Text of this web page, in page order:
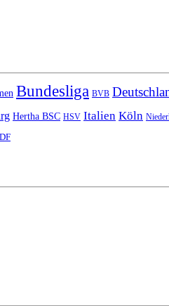
Bundesliga BVB
Hertha BSC HSV Italien Köln